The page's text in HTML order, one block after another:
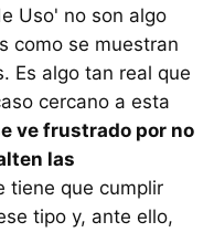
Uso' no son algo
como se muestran
Es algo tan real que
cercano a esta
ve frustrado por no
las
tiene que cumplir
tipo y, ante ello,